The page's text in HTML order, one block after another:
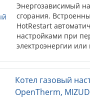
Энергозависимый
сгорания.
HotRestart
настройками при
электроэнергии
возможных
открытый протокол
отопления для
Котел газовый
OpenTherm,